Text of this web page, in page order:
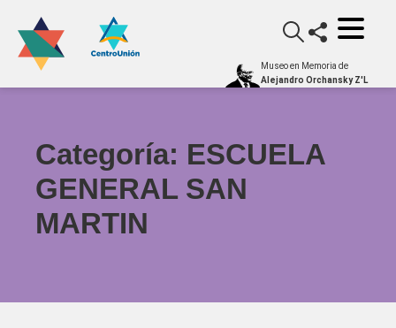
Museo en Memoria de
Alejandro Orchansky Z'L
Categoría: ESCUELA
GENERAL SAN
MARTIN